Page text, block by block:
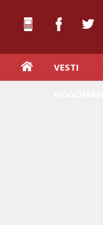
VESTI